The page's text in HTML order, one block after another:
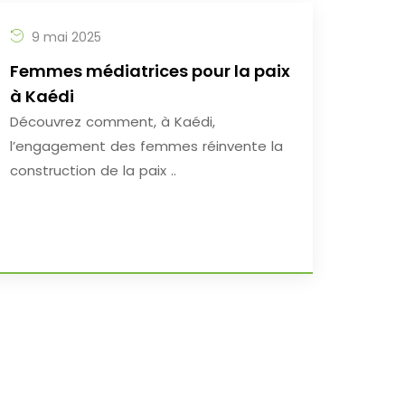
9 mai 2025
Femmes médiatrices pour la paix
à Kaédi
Découvrez comment, à Kaédi,
l’engagement des femmes réinvente la
construction de la paix ..